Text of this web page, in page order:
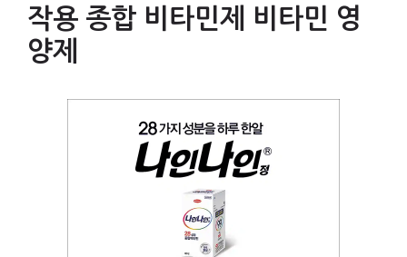
작용 종합 비타민제 비타민 영
양제